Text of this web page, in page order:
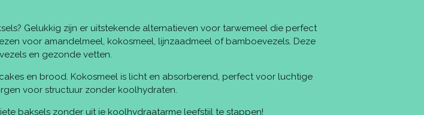
Gelukkig zijn er uitstekende alternatieven voor tarwemeel die perfect
voor amandelmeel, kokosmeel, lijnzaadmeel of bamboevezels. Deze
en gezonde vetten.
en brood. Kokosmeel is licht en absorberend, perfect voor luchtige
voor structuur zonder koolhydraten.
baksels zonder uit je koolhydraatarme leefstijl te stappen!